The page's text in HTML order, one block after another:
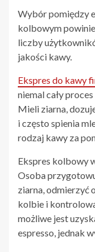
Wybór pomiędzy
kolbowym
liczby
jakości kawy.
Ekspres do kawy
niemal cały
Mieli ziarna,
i często spienia
rodzaj kawy za
Ekspres kolbowy
Osoba
ziarna, odmierzyć
kolbie i
możliwe jest
espresso, jednak